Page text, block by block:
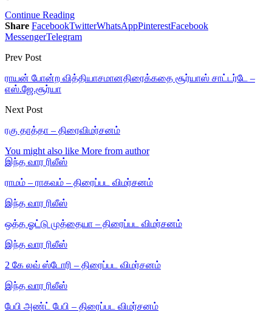
Continue Reading
Share FacebookTwitterWhatsAppPinterestFacebook
MessengerTelegram
Prev Post
ராயன் போன்ற வித்தியாசமானதிரைக்கதை சூர்யாஸ் சாட்டர்டே –
எஸ்.ஜே.சூர்யா
Next Post
ரகு தாத்தா – திரைவிமர்சனம்
You might also like More from author
இந்த வார ரிலீஸ்
ராமம் – ராகவம் – திரைப்பட விமர்சனம்
இந்த வார ரிலீஸ்
ஒத்த ஓட்டு முத்தையா – திரைப்பட விமர்சனம்
இந்த வார ரிலீஸ்
2 கே லவ் ஸ்டோரி – திரைப்பட விமர்சனம்
இந்த வார ரிலீஸ்
பேபி அண்ட் பேபி – திரைப்பட விமர்சனம்